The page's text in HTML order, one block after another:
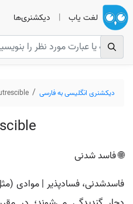
لغت یاب | دیکشنری‌ها
دیکشنری انگلیسی به فارسی
🌐 فاسد شدنی
فاسدشدنی، فسادپذیر | موادی